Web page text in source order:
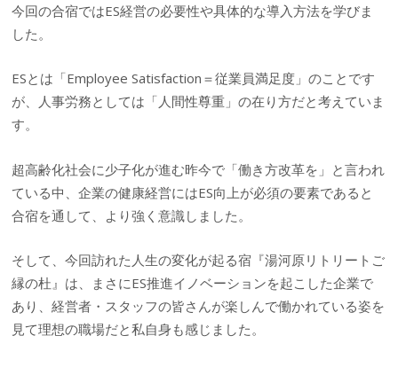
今回の合宿ではES経営の必要性や具体的な導入方法を学びま
した。
ESとは「Employee Satisfaction＝従業員満足度」のことです
が、人事労務としては「人間性尊重」の在り方だと考えていま
す。
超高齢化社会に少子化が進む昨今で「働き方改革を」と言われ
ている中、企業の健康経営にはES向上が必須の要素であると
合宿を通して、より強く意識しました。
そして、今回訪れた人生の変化が起る宿『湯河原リトリートご
縁の杜』は、まさにES推進イノベーションを起こした企業で
あり、経営者・スタッフの皆さんが楽しんで働かれている姿を
見て理想の職場だと私自身も感じました。